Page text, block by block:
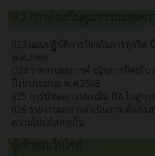
9.2 การส่งเสริมคุณธรรมและคว
023 แผนปฏิบัติการป้องกันการทุจริต
พ.ศ.2569
O24 รายงานผลการดำเนินการป้องกัน
ปีงบประมาณ พ.ศ.2568
025 การนำผลการประเมิน ITA ไปสู่ก
026 รายงานผลการดำเนินการเพื่อส่ง
ความโปร่งใสภายใน
ผู้เข้าชมเว็บไซต์